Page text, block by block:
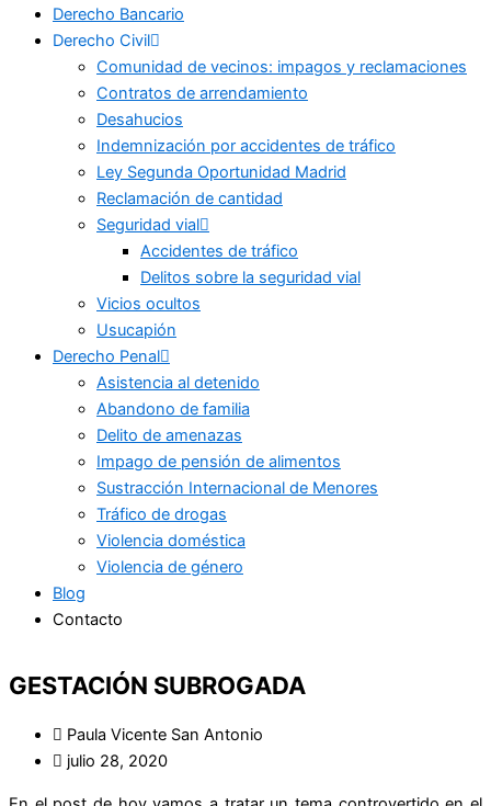
Derecho Bancario
Derecho Civil
Comunidad de vecinos: impagos y reclamaciones
Contratos de arrendamiento
Desahucios
Indemnización por accidentes de tráfico
Ley Segunda Oportunidad Madrid
Reclamación de cantidad
Seguridad vial
Accidentes de tráfico
Delitos sobre la seguridad vial
Vicios ocultos
Usucapión
Derecho Penal
Asistencia al detenido
Abandono de familia
Delito de amenazas
Impago de pensión de alimentos
Sustracción Internacional de Menores
Tráfico de drogas
Violencia doméstica
Violencia de género
Blog
Contacto
GESTACIÓN SUBROGADA
Paula Vicente San Antonio
julio 28, 2020